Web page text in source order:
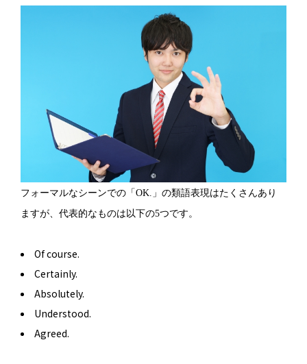
フォーマルなシーンでの「OK.」の類語表現はたくさんあり
ますが、代表的なものは以下の5つです。
Of course.
Certainly.
Absolutely.
Understood.
Agreed.